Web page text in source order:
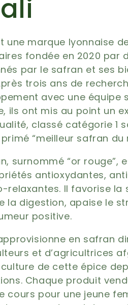
une marque lyonnaise
fondée en 2020 par
par le safran et ses
trois ans de
avec une équipe
ils ont mis au point un
classé catégorie 1
“meilleur safran du
surnommé “or rouge”,
antioxydantes,
relaxantes. Il favorise la
la digestion, apaise le
positive.
en safran
et d’agricultrices
de cette épice
Chaque produit
cours pour une jeune